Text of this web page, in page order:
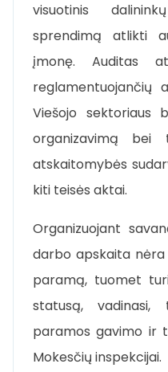
visuotinis
sprendimą atlikti
įmonę. Auditas
reglamentuojančių
Viešojo sektoriaus
organizavimą bei
atskaitomybės
kiti teisės aktai.
Organizuojant
darbo apskaita nėra
paramą, tuomet
statusą,
paramos gavimo ir
Mokesčių inspekcijai.